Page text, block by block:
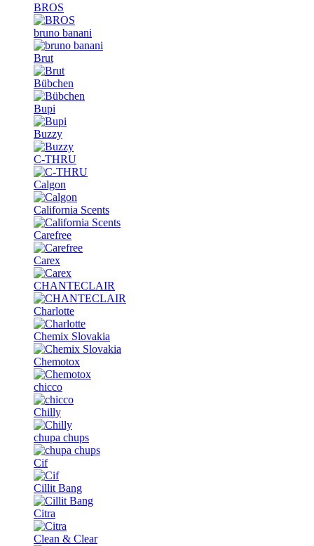
BROS
bruno banani
Brut
Bübchen
Bupi
Buzzy
C-THRU
Calgon
California Scents
Carefree
Carex
CHANTECLAIR
Charlotte
Chemix Slovakia
Chemotox
chicco
Chilly
chupa chups
Cif
Cillit Bang
Citra
Clean & Clear